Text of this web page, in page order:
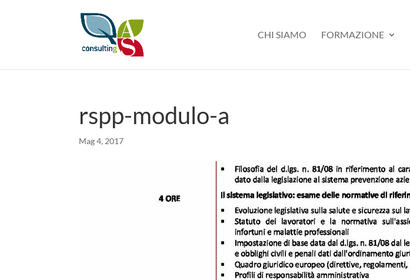
CHI SIAMO FORMAZIONE
rspp-modulo-a
Mag 4, 2017